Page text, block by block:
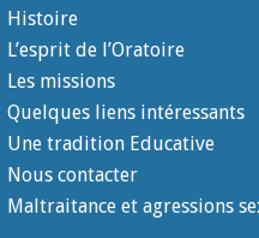
Histoire
L’esprit de l’Oratoire
Les missions
Quelques liens intéressants
Une tradition Educative
Nous contacter
Maltraitance et agressions